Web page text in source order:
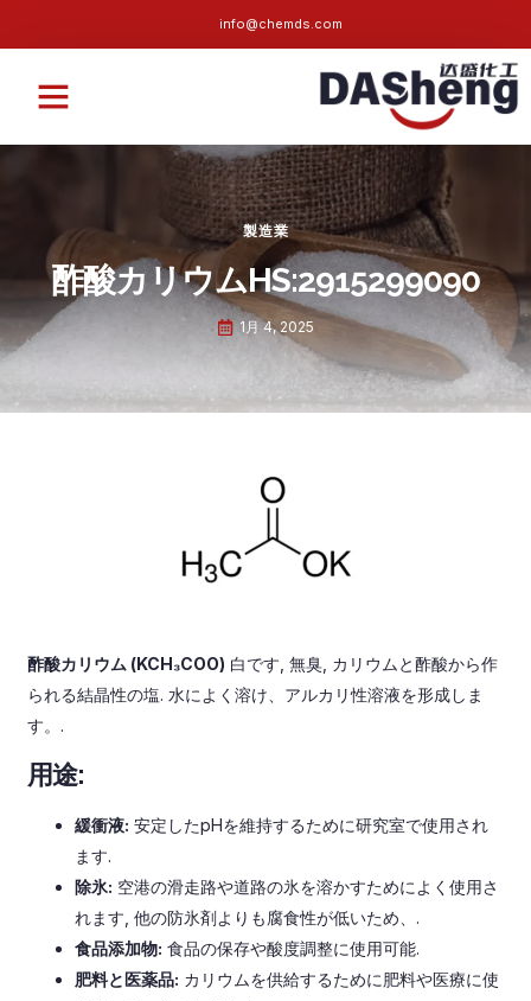
info@chemds.com
製造業
酢酸カリウムHS:2915299090
1月 4, 2025
酢酸カリウム (KCH₃COO) 白です, 無臭, カリウムと酢酸から作
られる結晶性の塩. 水によく溶け、アルカリ性溶液を形成しま
す。.
用途:
緩衝液: 安定したpHを維持するために研究室で使用され
ます.
除氷: 空港の滑走路や道路の氷を溶かすためによく使用さ
れます, 他の防氷剤よりも腐食性が低いため、.
食品添加物: 食品の保存や酸度調整に使用可能.
肥料と医薬品: カリウムを供給するために肥料や医療に使